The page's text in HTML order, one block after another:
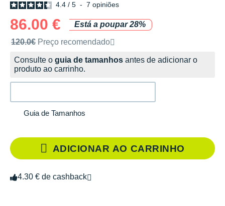
4.4 / 5 - 7 opiniões
86.00 €
Está a poupar 28%
Preço de venda recomendado pela marca
120.0€ Preço recomendado
Consulte o guia de tamanhos antes de adicionar o
produto ao carrinho.
Guia de Tamanhos
ADICIONAR AO CARRINHO
4.30 € de cashback